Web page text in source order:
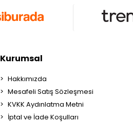
Kurumsal
Hakkımızda
Mesafeli Satış Sözleşmesi
KVKK Aydınlatma Metni
İptal ve İade Koşulları